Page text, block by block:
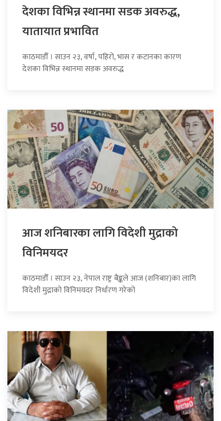
देशका विभिन्न स्थानमा सडक अवरुद्ध,
यातायात प्रभावित
काठमाडौँ । साउन २३, वर्षा, पहिरो, भास र कटानका कारण
देशका विभिन्न स्थानमा सडक अवरुद्ध
आज शनिबारका लागि विदेशी मुद्राको
विनिमयदर
काठमाडौँ । साउन २३, नेपाल राष्ट्र बैङ्कले आज (शनिबार)का लागि
विदेशी मुद्राको विनिमयदर निर्धारण गरेको